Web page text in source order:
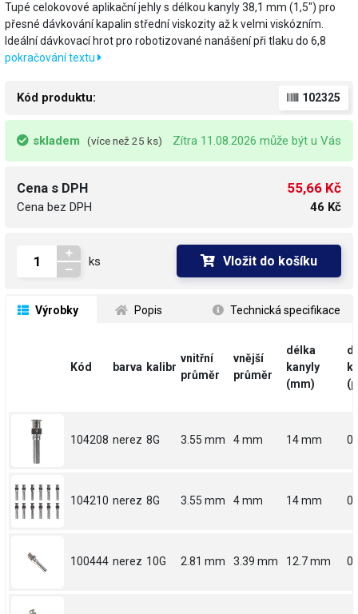
Tupé celokovové aplikační jehly s délkou kanyly 38,1 mm (1,5") pro
přesné dávkování kapalin střední viskozity až k velmi viskózním.
Ideální dávkovací hrot pro robotizované nanášení při tlaku do 6,8
pokračování textu
Kód produktu: 102325
skladem (více než 25 ks) Zítra 11.08.2026 může být u Vás
Cena s DPH
Cena bez DPH
55,66 Kč
46 Kč
ks Vložit do košíku
Výrobky Popis Technická specifikace
Kód barva kalibr
vnitřní
průměr
vnější
průměr
délka
kanyly
(mm)
104208 nerez 8G 3.55 mm 4 mm 14 mm
104210 nerez 8G 3.55 mm 4 mm 14 mm
100444 nerez 10G 2.81 mm 3.39 mm 12.7 mm